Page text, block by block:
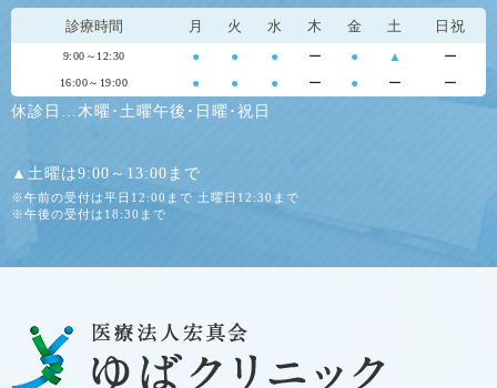
診療時間 月 火 水 木 金 土 日祝
9:00～12:30 ● ● ● ー ● ▲ ー
16:00～19:00 ● ● ● ー ● ー ー
休診日…木曜･土曜午後･日曜･祝日
▲土曜は9:00～13:00まで
※午前の受付は平日12:00まで 土曜日12:30まで
※午後の受付は18:30まで